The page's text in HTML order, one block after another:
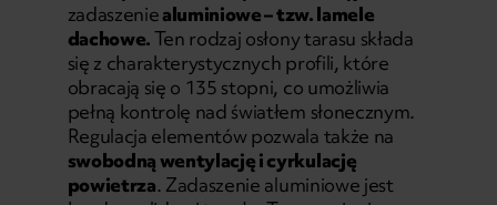
zadaszeniealuminiowe – tzw. lamele
dachowe.Ten rodzaj osłony tarasu składa
się z charakterystycznych profili, które
obracają się o 135 stopni, co umożliwia
pełną kontrolę nad światłem słonecznym.
Regulacja elementów pozwala także na
swobodną wentylację i cyrkulację
powietrza. Zadaszenie aluminiowe jest